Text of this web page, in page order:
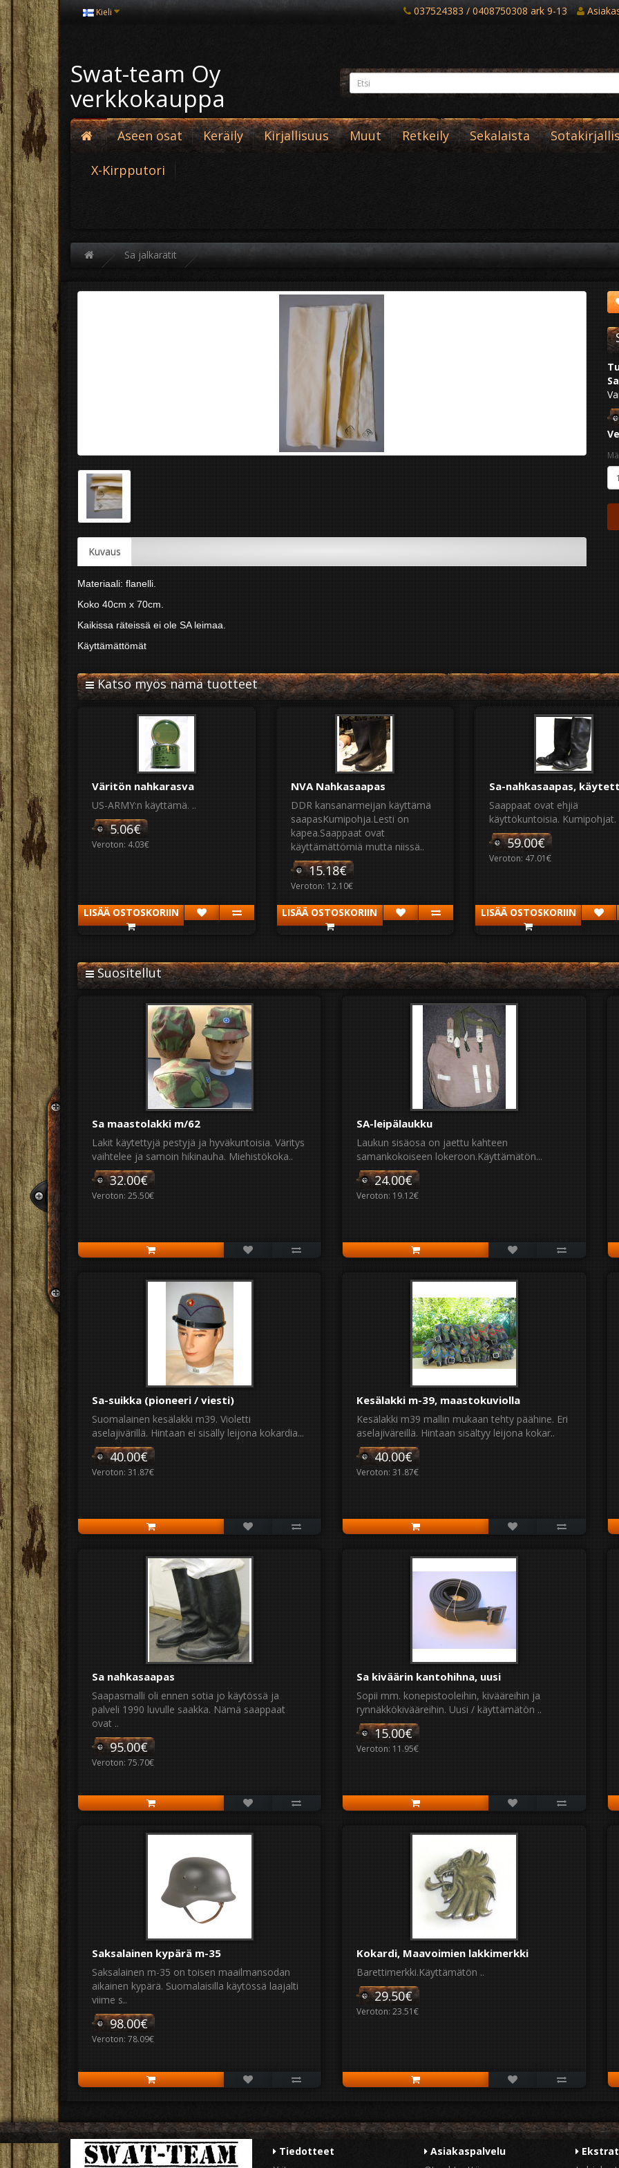
Kieli 037524383 / 0408750308 ark 9-13
Swat-team Oy
verkkokauppa
Aseen osat Keräily Kirjallisuus Muut Retkeily Sekalaista
X-Kirpputori
Sa jalkarätit
Kuvaus
Materiaali: flanelli.
Koko 40cm x 70cm.
Kaikissa räteissä ei ole SA leimaa.
Käyttämättömät
Katso myös nämä tuotteet
Väritön nahkarasva
US-ARMY:n käyttämä. ..
5.06€
Veroton: 4.03€
LISÄÄ OSTOSKORIIN
NVA Nahkasaapas
DDR kansanarmeijan käyttämä
saapasKumipohja.Lesti on
kapea.Saappaat ovat
käyttämättömiä mutta niissä..
15.18€
Veroton: 12.10€
LISÄÄ OSTOSKORIIN
Sa-nahkasaapas,
Saappaat ovat ehjiä
käyttökuntoisia. Kumipohjat.
59.00€
Veroton: 47.01€
LISÄÄ OSTOSKORIIN
Suositellut
Sa maastolakki m/62
Lakit käytettyjä pestyjä ja hyväkuntoisia. Väritys
vaihtelee ja samoin hikinauha. Miehistökoka..
32.00€
Veroton: 25.50€
SA-leipälaukku
Laukun sisäosa on jaettu kahteen
samankokoiseen lokeroon.Käyttämätön...
24.00€
Veroton: 19.12€
Sa-suikka (pioneeri / viesti)
Suomalainen kesälakki m39. Violetti
aselajivärillä. Hintaan ei sisälly leijona kokardia...
40.00€
Veroton: 31.87€
Kesälakki m-39, maastokuviolla
Kesälakki m39 mallin mukaan tehty päähine. Eri
aselajiväreillä. Hintaan sisältyy leijona kokar..
40.00€
Veroton: 31.87€
Sa nahkasaapas
Saapasmalli oli ennen sotia jo käytössä ja
palveli 1990 luvulle saakka. Nämä saappaat
ovat ..
95.00€
Veroton: 75.70€
Sa kiväärin kantohihna, uusi
Sopii mm. konepistooleihin, kivääreihin ja
rynnäkkökivääreihin. Uusi / käyttämätön ..
15.00€
Veroton: 11.95€
Saksalainen kypärä m-35
Saksalainen m-35 on toisen maailmansodan
aikainen kypärä. Suomalaisilla käytössä laajalti
viime s..
98.00€
Veroton: 78.09€
Kokardi, Maavoimien lakkimerkki
Barettimerkki.Käyttämätön ..
29.50€
Veroton: 23.51€
Tiedotteet
Asiakaspalvelu
Ekstrat